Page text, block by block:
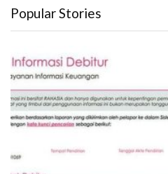
Popular Stories